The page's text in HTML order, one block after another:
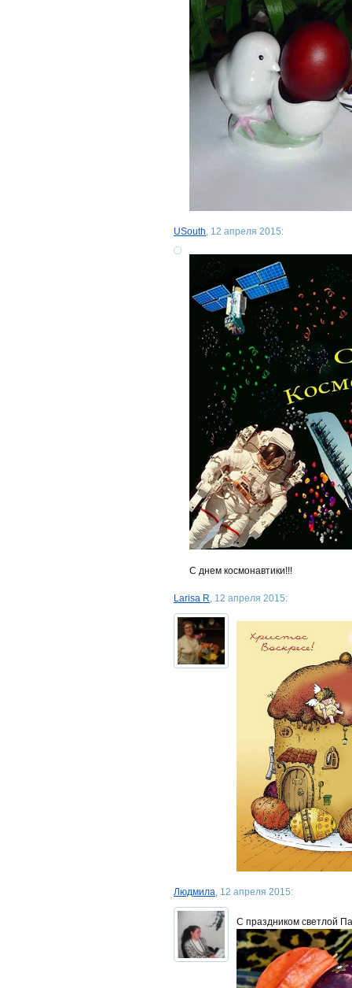
USouth, 12 апреля 2015:
С днем космонавтики!!!
Larisa R, 12 апреля 2015:
Людмила, 12 апреля 2015:
С праздником светлой